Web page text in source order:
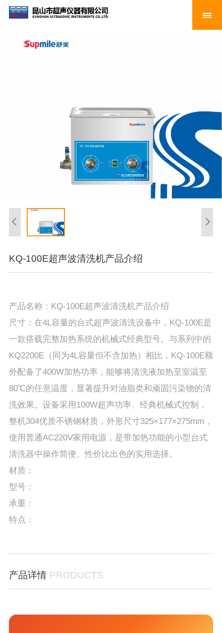
KQ-100E超声波清洗机产品介绍
产品名称：KQ-100E超声波清洗机产品介绍
尺寸：在4L容量的台式超声波清洗设备中，KQ-100E是
一款搭载完整加热系统的机械式经典型号。与系列中的
KQ2200E（同为4L容量但不含加热）相比，KQ-100E额
外配备了400W加热功率，能够将清洗液加热至室温至
80℃的任意温度，显著提升对油脂类和顽固污染物的清
洗效果。设备采用100W超声功率、经典机械式控制，
整机304优质不锈钢材质，外形尺寸325×177×275mm，
使用普通AC220V家用电源，是带加热功能的小型台式
清洗器中操作简便、性价比出色的实用选择。
材质：
型号：
承重：
特点：
产品详情 PRODUCTS